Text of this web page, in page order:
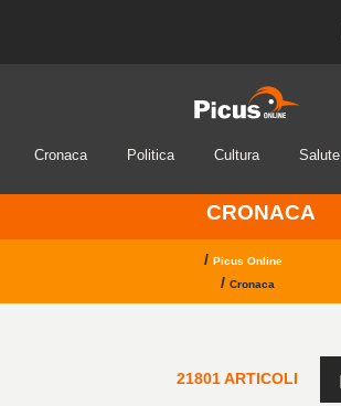
Cronaca Politica Cultura Salute
CRONACA
/ Picus Online
/ Cronaca
21801 ARTICOLI